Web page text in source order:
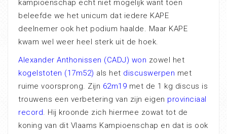
kampioenschap echt niet mogelijk want toen
beleefde we het unicum dat iedere KAPE
deelnemer ook het podium haalde. Maar KAPE
kwam wel weer heel sterk uit de hoek.
Alexander Anthonissen (CADJ) won zowel het
kogelstoten (17m52) als het discuswerpen met
ruime voorsprong. Zijn 62m19 met de 1 kg discus is
trouwens een verbetering van zijn eigen provinciaal
record. Hij kroonde zich hiermee zowat tot de
koning van dit Vlaams Kampioenschap en dat is ook